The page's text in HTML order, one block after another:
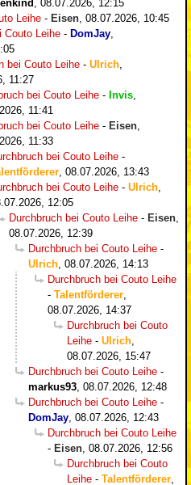
, 08.07.2026, 12:15
Leihe - Eisen, 08.07.2026, 10:45
Couto Leihe - DomJay,
bei Couto Leihe - Ulrich,
11:27
bei Couto Leihe - Invis,
11:41
bei Couto Leihe - Eisen,
11:33
bei Couto Leihe -
, 08.07.2026, 13:43
bei Couto Leihe - Ulrich,
12:05
Durchbruch bei Couto Leihe - Eisen,
08.07.2026, 12:39
Durchbruch bei Couto Leihe -
Ulrich, 08.07.2026, 14:13
Durchbruch bei Couto Leihe
- Talentförderer,
08.07.2026, 14:37
Durchbruch bei Couto
Leihe - Ulrich,
08.07.2026, 15:47
Durchbruch bei Couto Leihe -
markus93, 08.07.2026, 12:48
Durchbruch bei Couto Leihe -
DomJay, 08.07.2026, 12:43
Durchbruch bei Couto Leihe
- Eisen, 08.07.2026, 12:56
Durchbruch bei Couto
Leihe - Talentförderer,